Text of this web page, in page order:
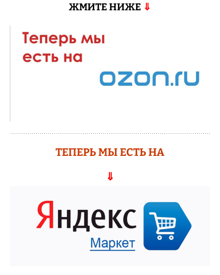
ЖМИТЕ НИЖЕ ⇓
ТЕПЕРЬ МЫ ЕСТЬ НА
⇓